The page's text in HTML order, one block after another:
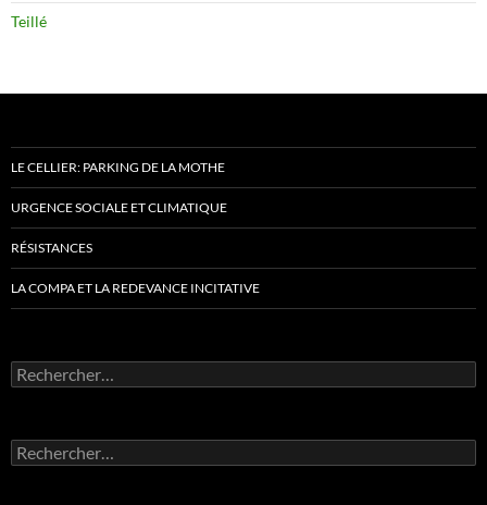
Teillé
LE CELLIER: PARKING DE LA MOTHE
URGENCE SOCIALE ET CLIMATIQUE
RÉSISTANCES
LA COMPA ET LA REDEVANCE INCITATIVE
Rechercher :
Rechercher :